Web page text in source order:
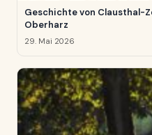
Geschichte von Clausthal-
Oberharz
29. Mai 2026